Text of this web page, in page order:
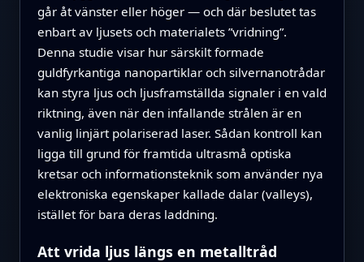
går åt vänster eller höger — och där beslutet tas
enbart av ljusets och materialets ”vridning”.
Denna studie visar hur särskilt formade
guldfyrkantiga nanopartiklar och silvernanotrådar
kan styra ljus och ljusframställda signaler i en vald
riktning, även när den infallande strålen är en
vanlig linjärt polariserad laser. Sådan kontroll kan
ligga till grund för framtida ultrasmå optiska
kretsar och informationsteknik som använder nya
elektroniska egenskaper kallade dalar (valleys),
istället för bara deras laddning.
Att vrida ljus längs en metalltråd